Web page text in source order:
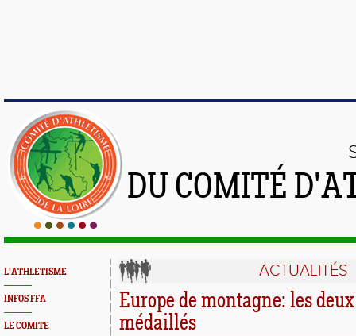
DU COMITÉ
L'ATHLETISME
INFOS FFA
LE COMITE
ACTUALITÉS
Europe de montagne: les
médaillés